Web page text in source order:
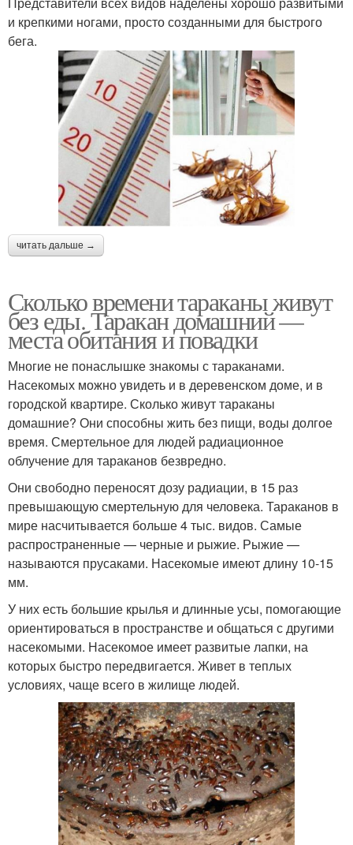
и крепкими ногами, просто созданными для быстрого
бега.
читать дальше →
Сколько времени тараканы живут
без еды. Таракан домашний —
места обитания и повадки
Многие не понаслышке знакомы с тараканами.
Насекомых можно увидеть и в деревенском доме, и в
городской квартире. Сколько живут тараканы
домашние? Они способны жить без пищи, воды долгое
время. Смертельное для людей радиационное
облучение для тараканов безвредно.
Они свободно переносят дозу радиации, в 15 раз
превышающую смертельную для человека. Тараканов в
мире насчитывается больше 4 тыс. видов. Самые
распространенные — черные и рыжие. Рыжие —
называются прусаками. Насекомые имеют длину 10-15
мм.
У них есть большие крылья и длинные усы, помогающие
ориентироваться в пространстве и общаться с другими
насекомыми. Насекомое имеет развитые лапки, на
которых быстро передвигается. Живет в теплых
условиях, чаще всего в жилище людей.